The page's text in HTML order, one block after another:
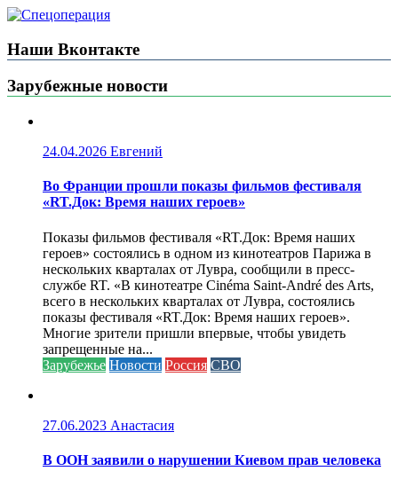
Наши Вконтакте
Зарубежные новости
24.04.2026 Евгений
Во Франции прошли показы фильмов фестиваля
«RT.Док: Время наших героев»
Показы фильмов фестиваля «RT.Док: Время наших
героев» состоялись в одном из кинотеатров Парижа в
нескольких кварталах от Лувра, сообщили в пресс-
службе RT. «В кинотеатре Cinéma Saint-André des Arts,
всего в нескольких кварталах от Лувра, состоялись
показы фестиваля «RT.Док: Время наших героев».
Многие зрители пришли впервые, чтобы увидеть
запрещенные на...
Зарубежье Новости Россия СВО
27.06.2023 Анастасия
В ООН заявили о нарушении Киевом прав человека